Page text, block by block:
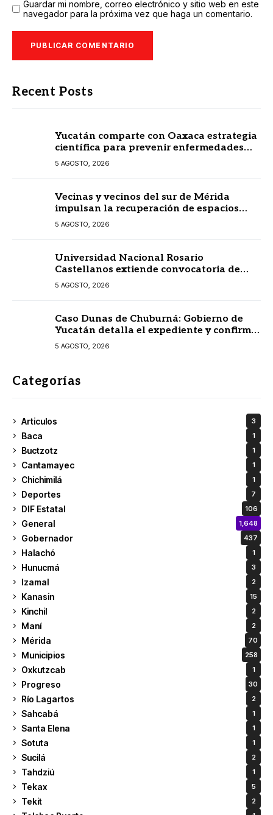
Guardar mi nombre, correo electrónico y sitio web en este
navegador para la próxima vez que haga un comentario.
Recent Posts
Yucatán comparte con Oaxaca estrategia
científica para prevenir enfermedades
transmitidas por vectores
5 AGOSTO, 2026
Vecinas y vecinos del sur de Mérida
impulsan la recuperación de espacios
comunitarios
5 AGOSTO, 2026
Universidad Nacional Rosario
Castellanos extiende convocatoria de
ingreso al 31 de agosto
5 AGOSTO, 2026
Caso Dunas de Chuburná: Gobierno de
Yucatán detalla el expediente y confirma
revisión de Semarnat y Profepa
5 AGOSTO, 2026
Categorías
Articulos 3
Baca 1
Buctzotz 1
Cantamayec 1
Chichimilá 1
Deportes 7
DIF Estatal 106
General 1,648
Gobernador 437
Halachó 1
Hunucmá 3
Izamal 2
Kanasin 15
Kinchil 2
Maní 2
Mérida 70
Municipios 258
Oxkutzcab 1
Progreso 30
Río Lagartos 2
Sahcabá 1
Santa Elena 1
Sotuta 1
Sucilá 2
Tahdziú 1
Tekax 5
Tekit 2